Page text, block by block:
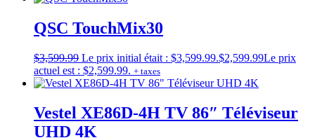
QSC TouchMix30
$3,599.99 Le prix initial était : $3,599.99.$2,599.99Le prix
actuel est : $2,599.99. + taxes
Vestel XE86D-4H TV 86″ Téléviseur
UHD 4K